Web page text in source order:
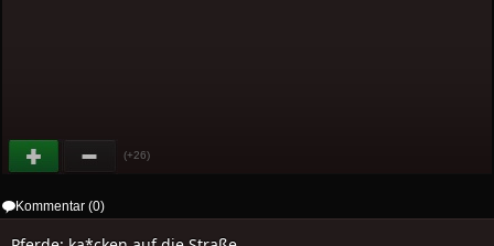
(+26)
Kommentar (0)